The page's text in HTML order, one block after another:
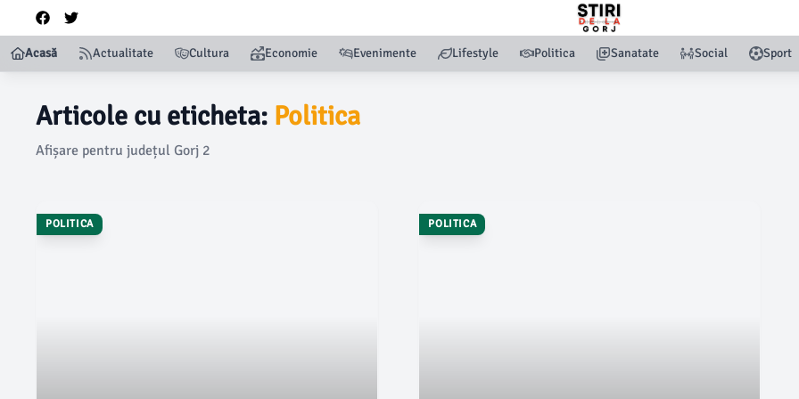
Acasă Actualitate Cultura Economie Evenimente Lifestyle Politica Sanatate Social Sport
Articole cu eticheta: Politica
Afișare pentru județul Gorj 2
POLITICA POLITICA